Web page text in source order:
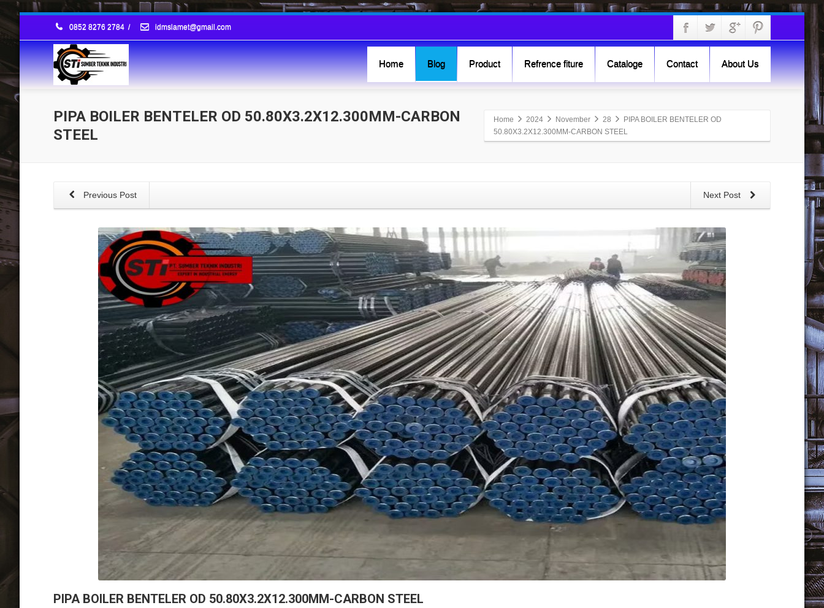
0852 8276 2784 / idmslamet@gmail.com
Home Blog Product Refrence fiture Cataloge Contact About Us
PIPA BOILER BENTELER OD 50.80X3.2X12.300MM-CARBON
STEEL
Home 2024 November 28
PIPA BOILER BENTELER OD
50.80X3.2X12.300MM-CARBON STEEL
Next Post
Previous Post
PIPA BOILER BENTELER OD 50.80X3.2X12.300MM-CARBON STEEL